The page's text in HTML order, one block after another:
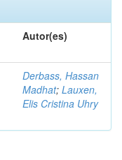
Autor(es)
Derbass, Hassan
Madhat; Lauxen,
Elis Cristina Uhry